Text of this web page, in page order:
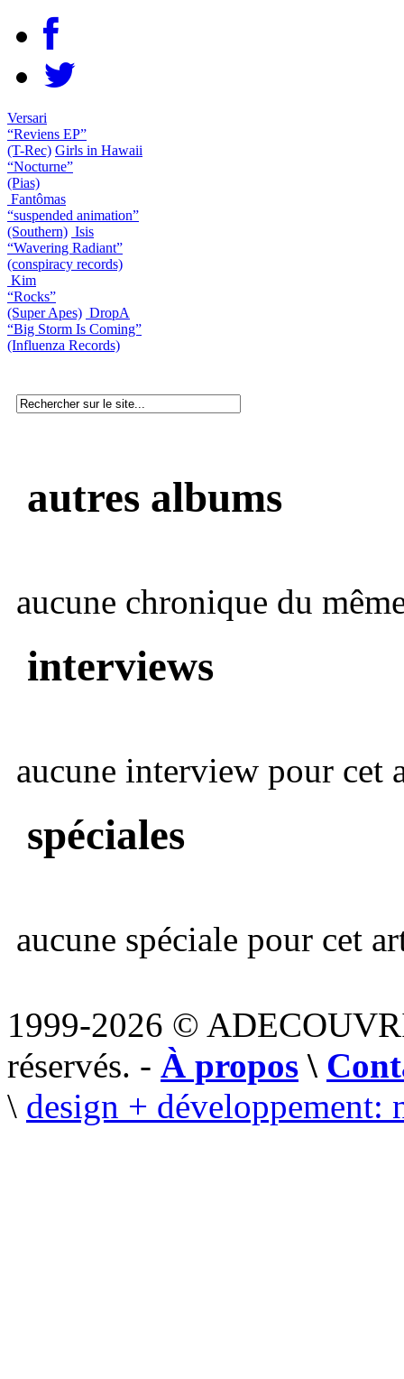
Versari
“Reviens EP”
(T-Rec) Girls in Hawaii
“Nocturne”
(Pias)
Fantômas
“suspended animation”
(Southern) Isis
“Wavering Radiant”
(conspiracy records)
Kim
“Rocks”
(Super Apes) DropA
“Big Storm Is Coming”
(Influenza Records)
autres albums
aucune chronique du
interviews
aucune interview pour cet
spéciales
aucune spéciale pour cet
1999-2026 ©
réservés. - À propos \
\ design + développement: